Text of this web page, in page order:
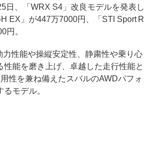
日、「WRX S4」改良モデルを発表し
EX」が447万7000円、「STI Sport R
円。
性能や操縦安定性、静粛性や乗り心
性能を磨き上げ、卓越した走行性能と
性を兼ね備えたスバルのAWDパフォ
モデル。